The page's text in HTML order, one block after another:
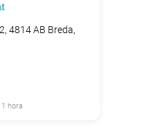
4814 AB Breda,
hora